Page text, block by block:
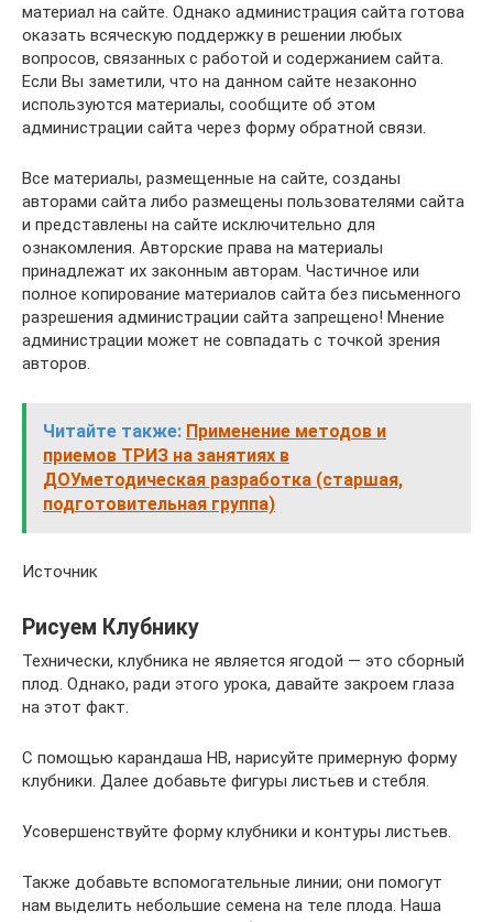
материал на сайте. Однако администрация сайта готова
оказать всяческую поддержку в решении любых
вопросов, связанных с работой и содержанием сайта.
Если Вы заметили, что на данном сайте незаконно
используются материалы, сообщите об этом
администрации сайта через форму обратной связи.
Все материалы, размещенные на сайте, созданы
авторами сайта либо размещены пользователями сайта
и представлены на сайте исключительно для
ознакомления. Авторские права на материалы
принадлежат их законным авторам. Частичное или
полное копирование материалов сайта без письменного
разрешения администрации сайта запрещено! Мнение
администрации может не совпадать с точкой зрения
авторов.
Читайте также: Применение методов и
приемов ТРИЗ на занятиях в
ДОУметодическая разработка (старшая,
подготовительная группа)
Источник
Рисуем Клубнику
Технически, клубника не является ягодой — это сборный
плод. Однако, ради этого урока, давайте закроем глаза
на этот факт.
С помощью карандаша HB, нарисуйте примерную форму
клубники. Далее добавьте фигуры листьев и стебля.
Усовершенствуйте форму клубники и контуры листьев.
Также добавьте вспомогательные линии; они помогут
нам выделить небольшие семена на теле плода. Наша